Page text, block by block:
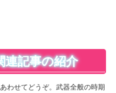
連記事の紹介
わせてどうぞ。武器全般の時期